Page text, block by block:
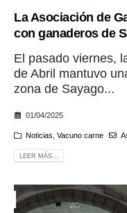
La Asociación de
con ganaderos de
El pasado viernes,
de Abril mantuvo
zona de Sayago...
01/04/2025
Noticias, Vacuno carne
LEER MÁS...